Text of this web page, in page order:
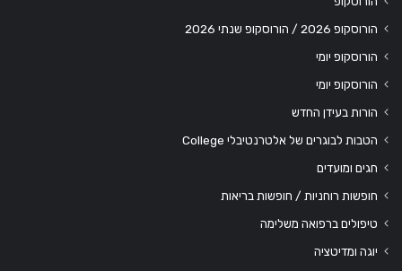
הורוסקופ 2026 / הורוסקופ שנתי 2026
הורוסקופ יומי
הורוסקופ יומי
הורות בעידן החדש
הטבות לבוגרים של אלטרנטיבלי College
חגים ומועדים
חופשות רוחניות / חופשות בריאות
טיפולים ברפואה משלימה
יוגה ומדיטציה